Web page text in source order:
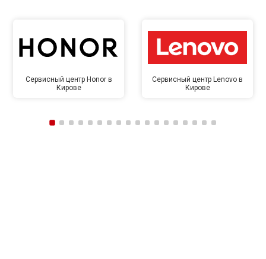
Сервисный центр Honor в
Кирове
Сервисный центр Lenovo в
Кирове